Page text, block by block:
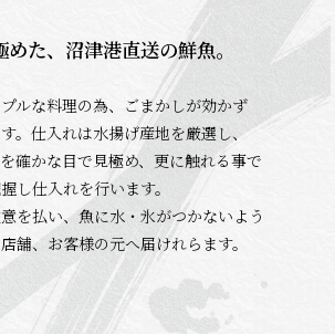
た、沼津港直送の鮮魚。
ルな料理の為、ごまかしが効かず
。仕入れは水揚げ産地を厳選し、
確かな目で見極め、更に触れる事で
し仕入れを行います。
を払い、魚に水・氷がつかないよう
舗、お客様の元へ届けれらます。